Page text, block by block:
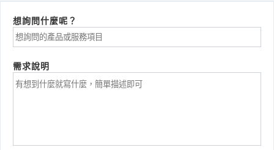
想詢問什麼呢？
需求說明